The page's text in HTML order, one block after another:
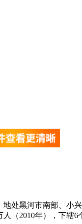
处黑河市南部、小兴
人（2010年），下辖